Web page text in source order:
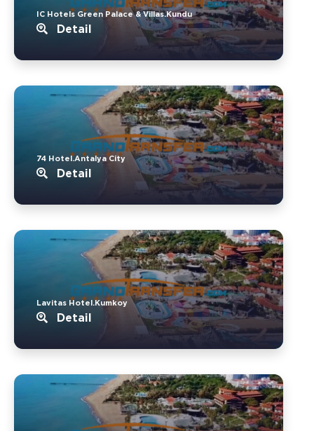
IC Hotels Green Palace & Villas.Kundu
Detail
74 Hotel.Antalya City
Detail
Lavitas Hotel.Kumkoy
Detail